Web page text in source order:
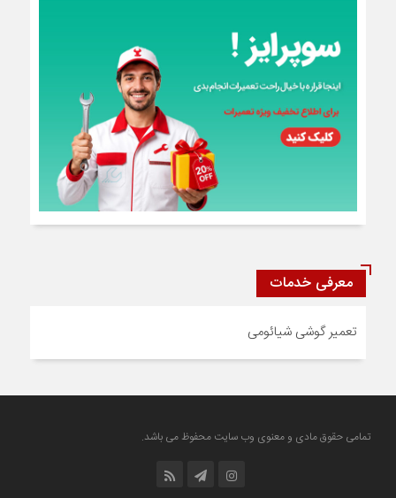
معرفی خدمات
تعمیر گوشی شیائومی
تمامی حقوق مادی و معنوی وب سایت محفوظ می باشد.